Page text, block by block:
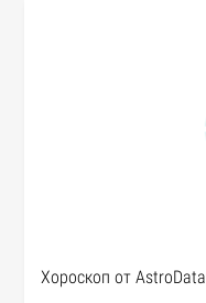
Хороскоп от AstroData